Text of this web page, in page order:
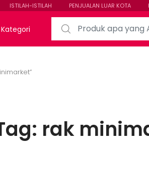
ISTILAH-ISTILAH PENJUALAN LUAR KOTA
Kategori
Search for:
rak